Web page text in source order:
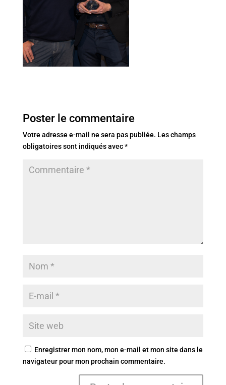
Poster le commentaire
Votre adresse e-mail ne sera pas publiée. Les champs
obligatoires sont indiqués avec*
Enregistrer mon nom, mon e-mail et mon site dans le
navigateur pour mon prochain commentaire.